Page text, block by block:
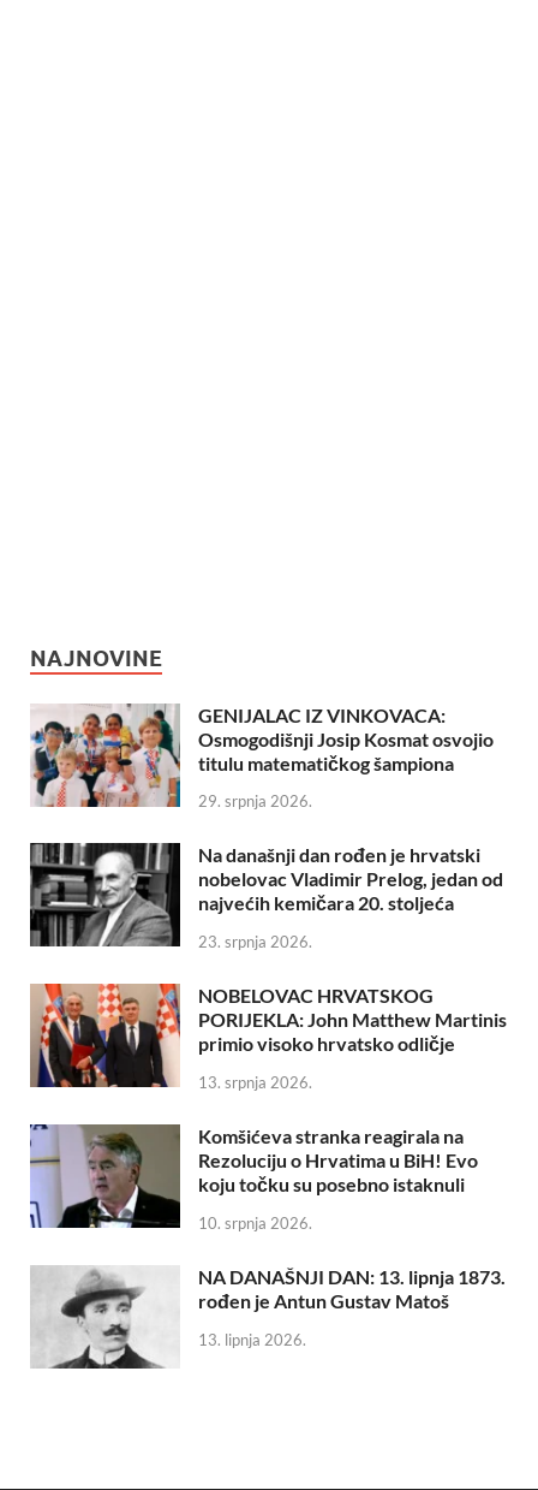
NAJNOVINE
GENIJALAC IZ VINKOVACA:
Osmogodišnji Josip Kosmat osvojio
titulu matematičkog šampiona
29. srpnja 2026.
Na današnji dan rođen je hrvatski
nobelovac Vladimir Prelog, jedan od
najvećih kemičara 20. stoljeća
23. srpnja 2026.
NOBELOVAC HRVATSKOG
PORIJEKLA: John Matthew Martinis
primio visoko hrvatsko odličje
13. srpnja 2026.
Komšićeva stranka reagirala na
Rezoluciju o Hrvatima u BiH! Evo
koju točku su posebno istaknuli
10. srpnja 2026.
NA DANAŠNJI DAN: 13. lipnja 1873.
rođen je Antun Gustav Matoš
13. lipnja 2026.